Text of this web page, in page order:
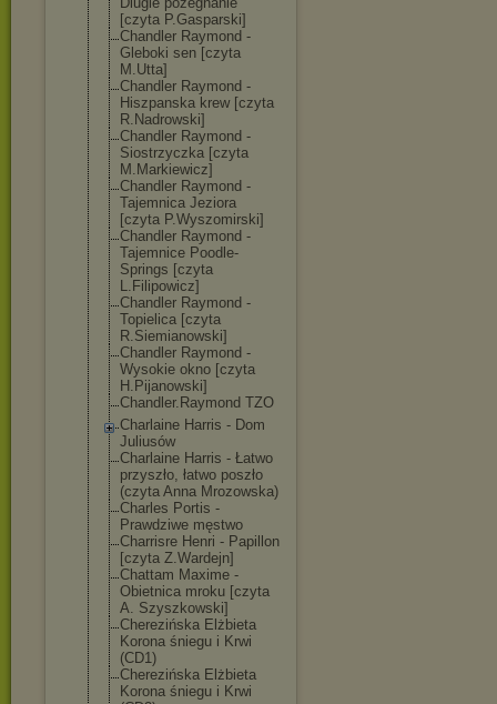
[czyta P.Gasparski]
Chandler Raymond -
Gleboki sen [czyta
M.Utta]
Chandler Raymond -
Hiszpanska krew [czyta
R.Nadrowski]
Chandler Raymond -
Siostrzyczka [czyta
M.Markiewicz]
Chandler Raymond -
Tajemnica Jeziora
[czyta P.Wyszomirski]
Chandler Raymond -
Tajemnice Poodle-
Springs [czyta
L.Filipowicz]
Chandler Raymond -
Topielica [czyta
R.Siemianowski]
Chandler Raymond -
Wysokie okno [czyta
H.Pijanowski]
Chandler.Raymond TZO
Charlaine Harris - Dom
Juliusów
Charlaine Harris - Łatwo
przyszło, łatwo poszło
(czyta Anna Mrozowska)
Charles Portis -
Prawdziwe męstwo
Charrisre Henri - Papillon
[czyta Z.Wardejn]
Chattam Maxime -
Obietnica mroku [czyta
A. Szyszkowski]
Cherezińska Elżbieta
Korona śniegu i Krwi
(CD1)
Cherezińska Elżbieta
Korona śniegu i Krwi